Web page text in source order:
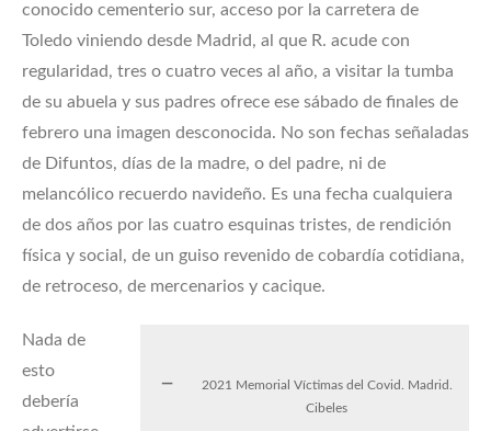
conocido cementerio sur, acceso por la carretera de
Toledo viniendo desde Madrid, al que R. acude con
regularidad, tres o cuatro veces al año, a visitar la tumba
de su abuela y sus padres ofrece ese sábado de finales de
febrero una imagen desconocida. No son fechas señaladas
de Difuntos, días de la madre, o del padre, ni de
melancólico recuerdo navideño. Es una fecha cualquiera
de dos años por las cuatro esquinas tristes, de rendición
física y social, de un guiso revenido de cobardía cotidiana,
de retroceso, de mercenarios y cacique.
2021 Memorial Víctimas del Covid. Madrid.
Cibeles
Nada de
esto
debería